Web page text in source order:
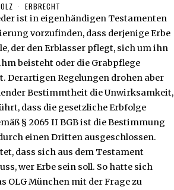
ERBRECHT
ist in eigenhändigen Testamenten
vorzufinden, dass derjenige Erbe
der den Erblasser pflegt, sich um ihn
beisteht oder die Grabpflege
Derartigen Regelungen drohen aber
Bestimmtheit die Unwirksamkeit,
dass die gesetzliche Erbfolge
§ 2065 II BGB ist die Bestimmung
einen Dritten ausgeschlossen.
dass sich aus dem Testament
wer Erbe sein soll. So hatte sich
OLG München mit der Frage zu